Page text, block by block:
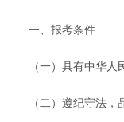
一、报考条件
（一）具有中华
（二）遵纪守法